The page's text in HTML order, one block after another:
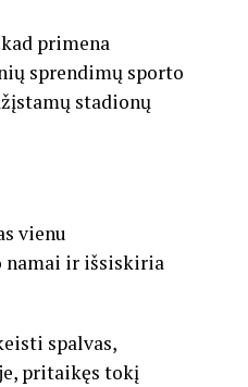
primena
sprendimų sporto
stadionų
vienu
namai ir išsiskiria
spalvas,
pritaikęs tokį